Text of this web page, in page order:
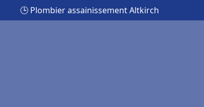
🕒 Plombier assainissement Altkirch